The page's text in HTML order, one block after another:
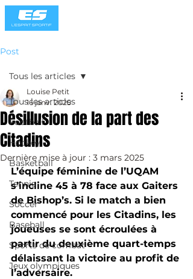
Post
Tous les articles
Football
Hockey
Basketball
Tennis
Soccer
Baseball
Sports de combat
Jeux olympiques
Tous les articles
Désillusion de la part des
Citadins
Louise Petit
16 janv. 2025
Dernière mise à jour : 3 mars 2025
L’équipe féminine de l’UQAM
s’incline 45 à 78 face aux Gaiters
de Bishop’s. Si le match a bien
commencé pour les Citadins, les
joueuses se sont écroulées à
partir du deuxième quart-temps
délaissant la victoire au profit de
l’adversaire.